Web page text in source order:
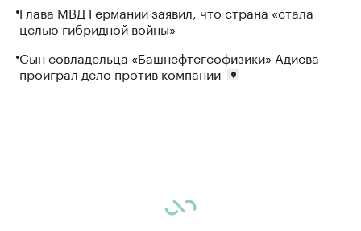
Глава МВД Германии заявил, что страна «стала
целью гибридной войны»
Сын совладельца «Башнефтегеофизики» Адиева
проиграл дело против компании